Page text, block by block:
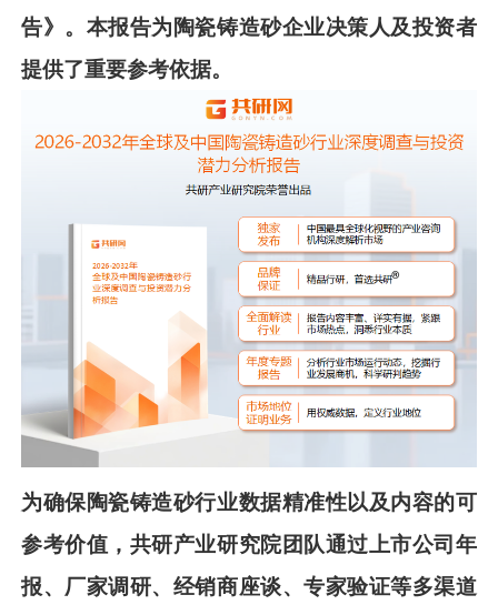
告》 。本报告为陶瓷铸造砂企业决策人及投资者
提供了重要参考依据。
为确保陶瓷铸造砂行业数据精准性以及内容的可
参考价值，共研产业研究院团队通过上市公司年
报、厂家调研、经销商座谈、专家验证等多渠道